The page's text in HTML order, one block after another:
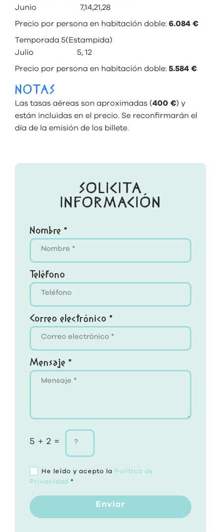
Junio 7,14,21,28
Precio por persona en habitación doble: 6.084 €
Temporada 5(Estampida)
Julio 5, 12
Precio por persona en habitación doble: 5.584 €
NOTAS
Las tasas aéreas son aproximadas (400 €) y
están incluidas en el precio. Se reconfirmarán el
día de la emisión de los billete.
SOLICITA
INFORMACIÓN
Nombre *
Teléfono
Correo electrónico *
Mensaje *
5 + 2 =
He leído y acepto la Política de
Privacidad *
Enviar